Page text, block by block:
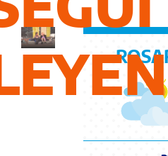
allegados